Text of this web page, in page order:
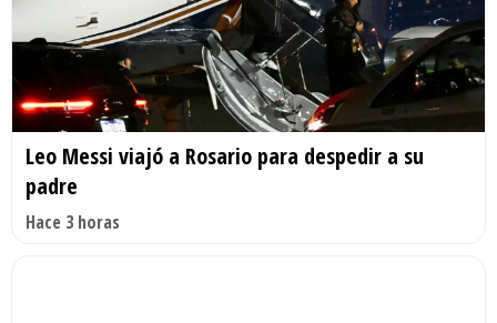
Leo Messi viajó a Rosario para despedir a su
padre
Hace 3 horas